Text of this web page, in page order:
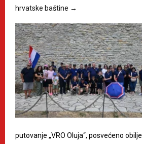
hrvatske baštine →
putovanje „VRO Oluja“, posvećeno